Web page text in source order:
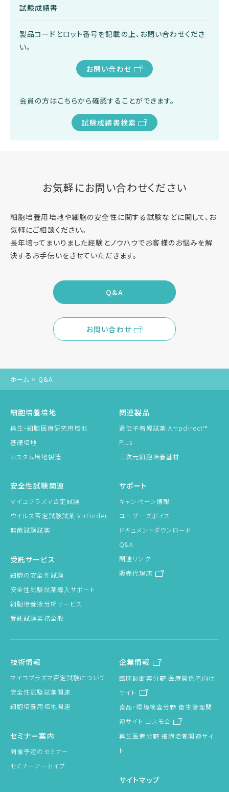
試験成績書
製品コードとロット番号を記載の上、お問い合わせくださ
い。
お問い合わせ
会員の方はこちらから確認することができます。
試験成績書検索
お気軽にお問い合わせください
細胞培養用培地や細胞の安全性に関する試験などに関して、お
気軽にご相談ください。
長年培ってまいりました経験とノウハウでお客様のお悩みを解
決するお手伝いをさせていただきます。
Q&A
お問い合わせ
ホーム > Q&A
細胞培養培地
再生・細胞医療研究用培地
基礎培地
カスタム培地製造
安全性試験関連
マイコプラズマ否定試験
ウイルス否定試験試薬 VirFinder
無菌試験試薬
受託サービス
細胞の安全性試験
安全性試験試薬導入サポート
細胞培養液分析サービス
受託試験業務全般
関連製品
遺伝子増幅試薬 Ampdirect™
Plus
三次元細胞培養基材
サポート
キャンペーン情報
ユーザーズボイス
ドキュメントダウンロード
Q&A
関連リンク
販売代理店
技術情報
マイコプラズマ否定試験について
安全性試験試薬関連
細胞培養用培地関連
セミナー案内
開催予定のセミナー
セミナーアーカイブ
企業情報
臨床診断薬分野 医療関係者向け
サイト
食品・環境検査分野 衛生管理関
連サイト コスモ会
再生医療分野 細胞培養関連サイ
ト
サイトマップ